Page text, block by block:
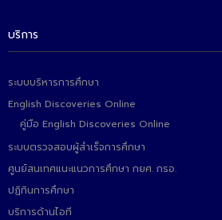
สวนดุสิต จังหวัดปราจีนบุรี
- โครงการส่งเสริมการปลูกกล้วยเล็บมือนางฯ
- ผลงาน/รางวัล
- SDU Zero Waste
- งานวิจัย/นวัตกรรม
บริการ
ระบบบริหารการศึกษา
English Discoveries Online
คู่มือ English Discoveries Online
ระบบตรวจสอบผู้สำเร็จการศึกษา
ศูนย์สนเทศแนะแนวการศึกษา กยศ. กรอ.
ปฏิทินการศึกษา
บริการด้านไอที